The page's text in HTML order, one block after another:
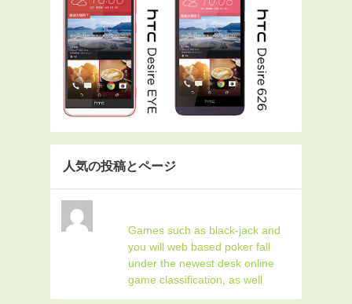
人気の投稿とページ
Games such as black-jack and
you will web based poker fall
under the newest desk online
game classification, as well